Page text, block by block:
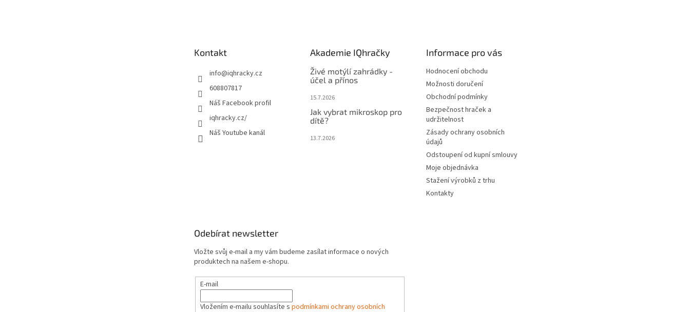
Kontakt
info@iqhracky.cz
608807817
Náš Facebook profil
iqhracky.cz/
Náš Youtube kanál
Akademie IQhračky
Živé motýlí zahrádky -
účel a přínos
15.7.2026
Jak vybrat mikroskop pro
dítě?
13.7.2026
Informace pro vás
Hodnocení obchodu
Možnosti doručení
Obchodní podmínky
Bezpečnost hraček a
udržitelnost
Zásady ochrany osobních
údajů
Odstoupení od kupní smlouvy
Moje objednávka
Stažení výrobků z trhu
Kontakty
Odebírat newsletter
Vložte svůj e-mail a my vám budeme zasílat informace o nových
produktech na našem e-shopu.
E-mail
Vložením e-mailu souhlasíte s podmínkami ochrany osobních